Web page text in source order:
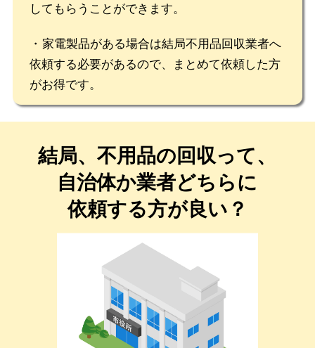
してもらうことができます。
家電製品がある場合は結局不用品回収業者へ
依頼する必要があるので、まとめて依頼した方
がお得です。
結局、不用品の回収って、
自治体か業者どちらに
依頼する方が良い？